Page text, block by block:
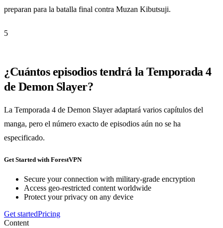
preparan para la batalla final contra Muzan Kibutsuji.
5
¿Cuántos episodios tendrá la Temporada 4
de Demon Slayer?
La Temporada 4 de Demon Slayer adaptará varios capítulos del
manga, pero el número exacto de episodios aún no se ha
especificado.
Get Started with ForestVPN
Secure your connection with military-grade encryption
Access geo-restricted content worldwide
Protect your privacy on any device
Get startedPricing
Content